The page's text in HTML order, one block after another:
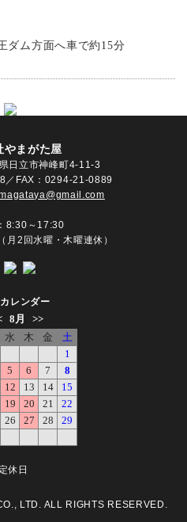
ダム方面へ車で約15分
やまがた屋
日立市神峰町4-11-3
／FAX：0294-21-0889
8:30～17:30
月2回水曜・木曜連休）
レンダー
定休日
LTD. ALL RIGHTS RESERVED.